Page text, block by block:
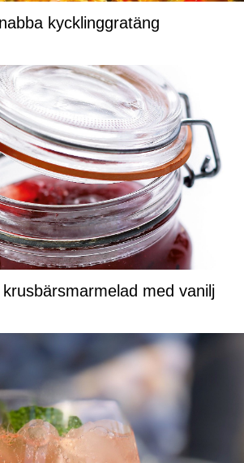
kycklinggratäng
med vanilj